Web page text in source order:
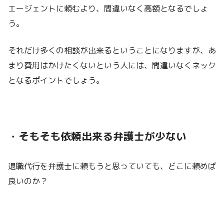
エージェントに頼むより、間違いなく高額となるでしょ
う。
それだけ多くの相談が出来るということになりますが、あ
まり費用はかけたくないという人には、間違いなくネック
となるポイントでしょう。
・そもそも依頼出来る弁護士が少ない
退職代行を弁護士に頼もうと思っていても、どこに頼めば
良いのか？